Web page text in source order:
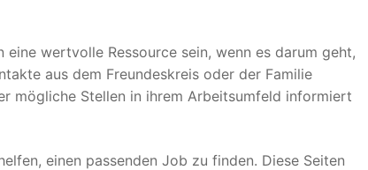
eine wertvolle Ressource sein, wenn es darum geht,
aus dem Freundeskreis oder der Familie
mögliche Stellen in ihrem Arbeitsumfeld informiert
einen passenden Job zu finden. Diese Seiten